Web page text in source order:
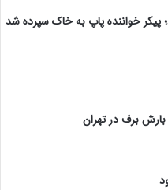
پیکر خواننده پاپ به خاک سپرده شد
بارش برف در تهران